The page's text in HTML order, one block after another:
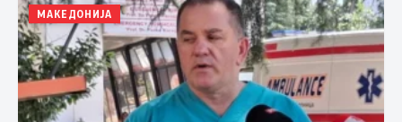
МАКЕДОНИЈА